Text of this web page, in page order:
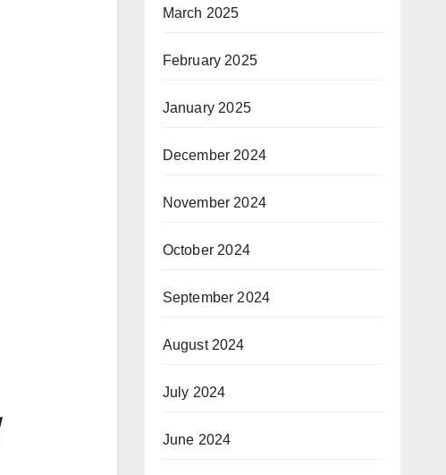
March 2025
February 2025
January 2025
December 2024
November 2024
October 2024
September 2024
August 2024
July 2024
June 2024